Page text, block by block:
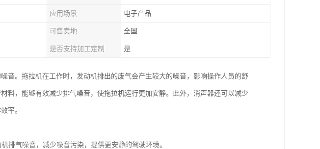
应用场景 电子产品
可售卖地 全国
是否支持加工定制 是
音。拖拉机在工作时，发动机排出的废气会产生较大的噪音，影响操作人员的舒
料，能够有效减少排气噪音，使拖拉机运行更加安静。此外，消声器还可以减少
率。
排气噪音，减少噪音污染，提供更安静的驾驶环境。